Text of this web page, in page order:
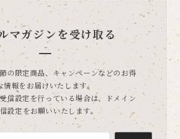
マガジンを受け取る
の限定商品、キャンペーンなどのお得
情報をお届けいたします。
信設定を行っている場合は、ドメイン
設定をお願いいたします。